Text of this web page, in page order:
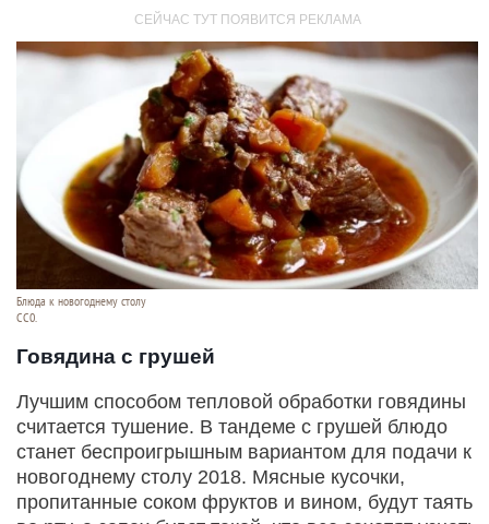
Блюда к новогоднему столу
СС0.
Говядина с грушей
Лучшим способом тепловой обработки говядины
считается тушение. В тандеме с грушей блюдо
станет беспроигрышным вариантом для подачи к
новогоднему столу 2018. Мясные кусочки,
пропитанные соком фруктов и вином, будут таять